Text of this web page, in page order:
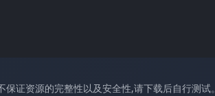
证资源的完整性以及安全性,请下载后自行测试。